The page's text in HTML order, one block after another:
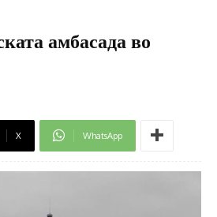
амбасада во
X WhatsApp